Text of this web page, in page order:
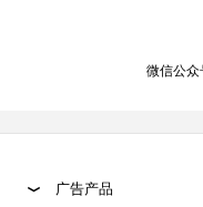
微信公众
广告产品